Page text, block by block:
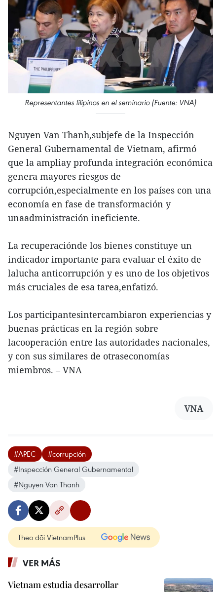
Representantes filipinos en el seminario (Fuente: VNA)
Nguyen Van Thanh,subjefe de la Inspección
General Gubernamental de Vietnam, afirmó
que la ampliay profunda integración económica
genera mayores riesgos de
corrupción,especialmente en los países con una
economía en fase de transformación y
unaadministración ineficiente.
La recuperaciónde los bienes constituye un
indicador importante para evaluar el éxito de
lalucha anticorrupción y es uno de los objetivos
más cruciales de esa tarea,enfatizó.
Los participantesintercambiaron experiencias y
buenas prácticas en la región sobre
lacooperación entre las autoridades nacionales,
y con sus similares de otraseconomías
miembros. – VNA
VNA
#APEC
#corrupción
#Inspección General Gubernamental
#Nguyen Van Thanh
Theo dõi VietnamPlus
VER MÁS
Vietnam estudia desarrollar